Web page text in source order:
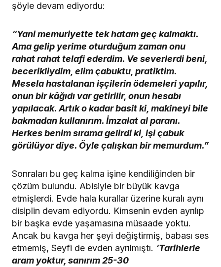
şöyle devam ediyordu:
“Yani memuriyette tek hatam geç kalmaktı.
Ama gelip yerime oturduğum zaman onu
rahat rahat telafi ederdim. Ve severlerdi beni,
becerikliydim, elim çabuktu, pratiktim.
Mesela hastalanan işçilerin ödemeleri yapılır,
onun bir kâğıdı var getirilir, onun hesabı
yapılacak. Artık o kadar basit ki, makineyi bile
bakmadan kullanırım. İmzalat al paranı.
Herkes benim sırama gelirdi ki, işi çabuk
görülüyor diye. Öyle çalışkan bir memurdum.”
Sonraları bu geç kalma işine kendiliğinden bir
çözüm bulundu. Abisiyle bir büyük kavga
etmişlerdi. Evde hala kurallar üzerine kuralı aynı
disiplin devam ediyordu. Kimsenin evden ayrılıp
bir başka evde yaşamasına müsaade yoktu.
Ancak bu kavga her şeyi değiştirmiş, babası ses
etmemiş, Seyfi de evden ayrılmıştı. ‘Tarihlerle
aram yoktur, sanırım 25-30